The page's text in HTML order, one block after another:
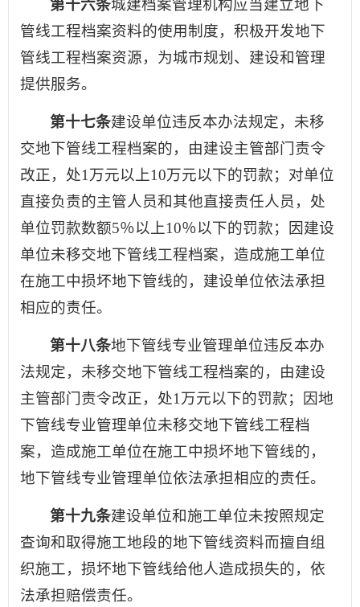
第十六条城建档案管理机构应当建立地下
管线工程档案资料的使用制度，积极开发地下
管线工程档案资源，为城市规划、建设和管理
提供服务。
第十七条建设单位违反本办法规定，未移
交地下管线工程档案的，由建设主管部门责令
改正，处1万元以上10万元以下的罚款；对单位
直接负责的主管人员和其他直接责任人员，处
单位罚款数额5％以上10％以下的罚款；因建设
单位未移交地下管线工程档案，造成施工单位
在施工中损坏地下管线的，建设单位依法承担
相应的责任。
第十八条地下管线专业管理单位违反本办
法规定，未移交地下管线工程档案的，由建设
主管部门责令改正，处1万元以下的罚款；因地
下管线专业管理单位未移交地下管线工程档
案，造成施工单位在施工中损坏地下管线的，
地下管线专业管理单位依法承担相应的责任。
第十九条建设单位和施工单位未按照规定
查询和取得施工地段的地下管线资料而擅自组
织施工，损坏地下管线给他人造成损失的，依
法承担赔偿责任。